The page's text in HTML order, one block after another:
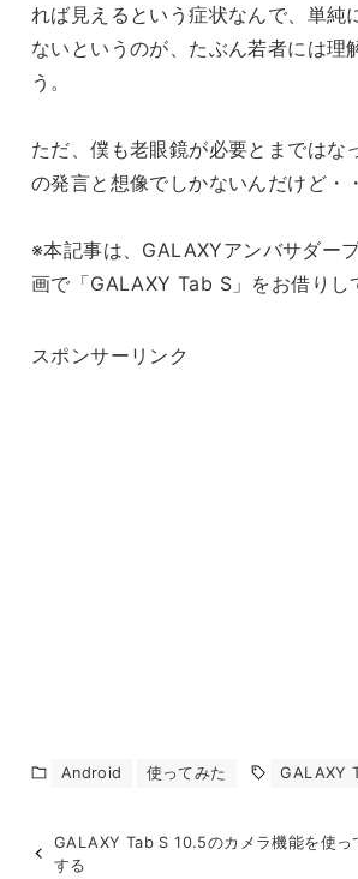
れば見えるという症状なんで、単純
ないというのが、たぶん若者には理
う。
ただ、僕も老眼鏡が必要とまではな
の発言と想像でしかないんだけど・
※本記事は、GALAXYアンバサダー
画で「GALAXY Tab S」をお借りし
スポンサーリンク
Android 使ってみた GALAXY
GALAXY Tab S 10.5のカメラ機能を使
する